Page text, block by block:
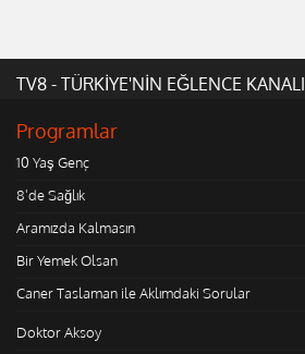
TV8 - TÜRKİYE'NİN EĞLENCE KANALI
Programlar
10 Yaş Genç
8'de Sağlık
Aramızda Kalmasın
Bir Yemek Olsan
Caner Taslaman ile Aklımdaki Sorular
Doktor Aksoy